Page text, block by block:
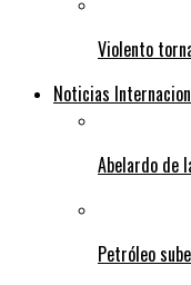
Violento
Noticias
Abelardo de
Petróleo